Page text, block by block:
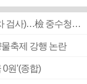
■ 검사 신분 버리고 직급하향(10년 이하 저연차 검사)…檢 중수청행 기피
축제 강행 논란
원’(종합)